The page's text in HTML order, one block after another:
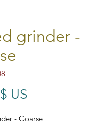
grinder -
US
- Coarse